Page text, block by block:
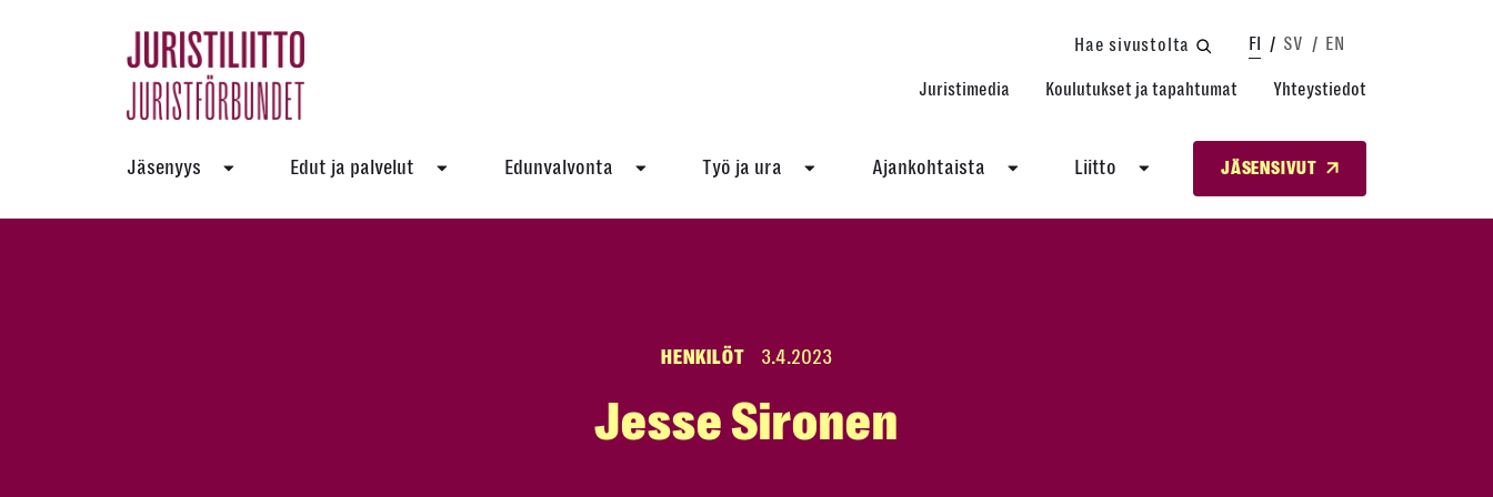
Hae sivustolta FI SV EN
Juristimedia Koulutukset ja tapahtumat Yhteystiedot
Jäsenyys Edut ja palvelut Edunvalvonta Työ ja ura Ajankohtaista Liitto JÄSENSIVUT
HENKILÖT 3.4.2023
Jesse Sironen